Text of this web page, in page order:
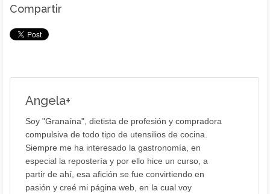
Compartir
Angela+
Soy "Granaína", dietista de profesión y compradora
compulsiva de todo tipo de utensilios de cocina.
Siempre me ha interesado la gastronomía, en
especial la repostería y por ello hice un curso, a
partir de ahí, esa afición se fue convirtiendo en
pasión y creé mi página web, en la cual voy